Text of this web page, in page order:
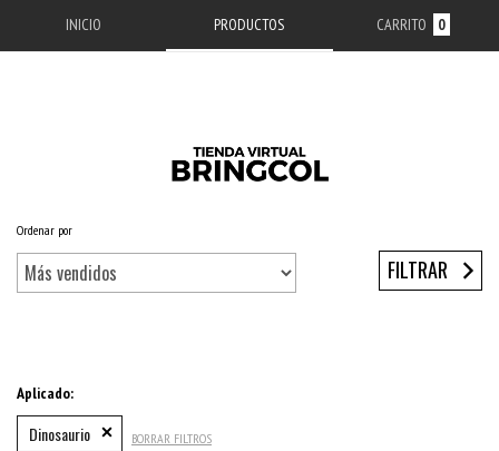
INICIO PRODUCTOS CARRITO 0
Inicio / ACCESORIOS APPLE
Ordenar por
FILTRAR
Aplicado:
Dinosaurio BORRAR FILTROS